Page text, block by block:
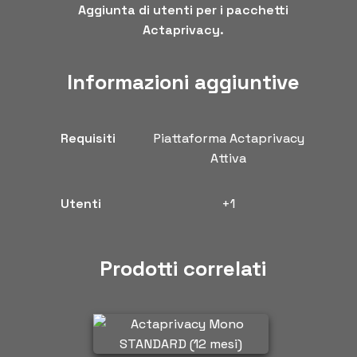
Aggiunta di utenti per i pacchetti
Actaprivacy.
Informazioni aggiuntive
Requisiti
Piattaforma Actaprivacy
Attiva
Utenti +1
Prodotti correlati